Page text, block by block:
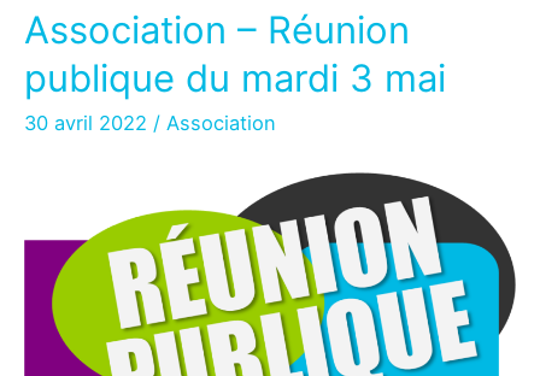
Association – Réunion
publique du mardi 3 mai
30 avril 2022 / Association